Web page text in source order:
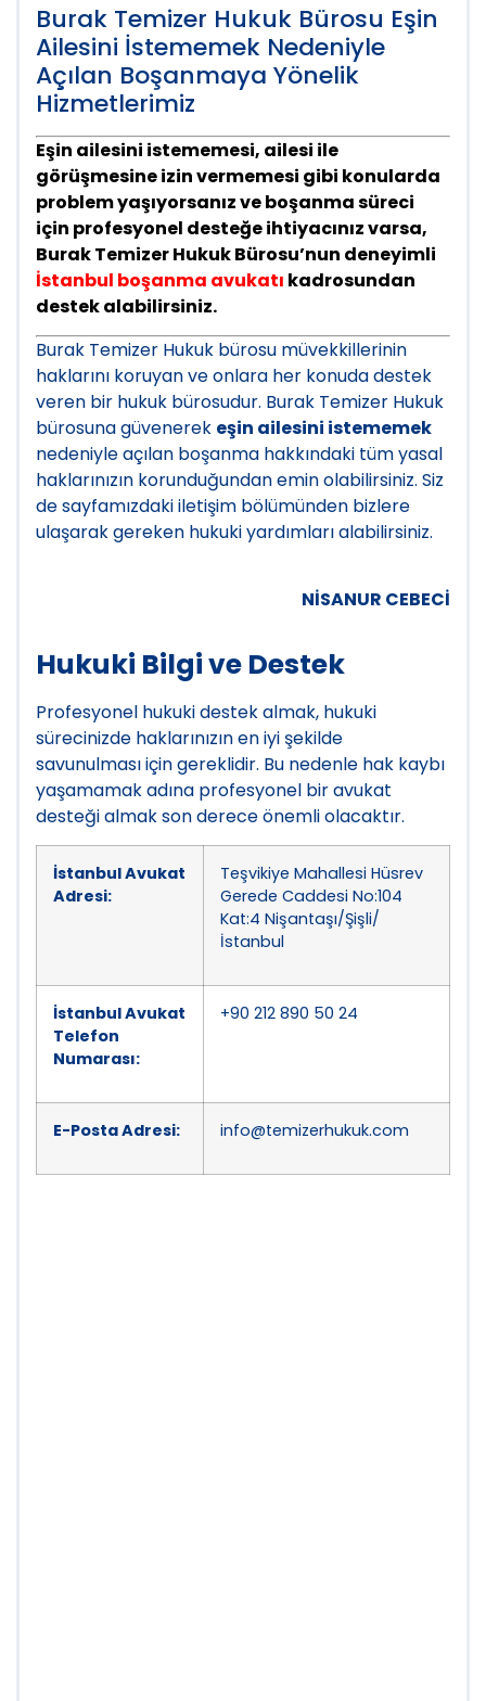
Burak Temizer Hukuk Bürosu Eşin
Ailesini İstememek Nedeniyle
Açılan Boşanmaya Yönelik
Hizmetlerimiz
Eşin ailesini istememesi, ailesi ile
görüşmesine izin vermemesi gibi konularda
problem yaşıyorsanız ve boşanma süreci
için profesyonel desteğe ihtiyacınız varsa,
Burak Temizer Hukuk Bürosu’nun deneyimli
İstanbul boşanma avukatı kadrosundan
destek alabilirsiniz.
Burak Temizer Hukuk bürosu müvekkillerinin
haklarını koruyan ve onlara her konuda destek
veren bir hukuk bürosudur. Burak Temizer Hukuk
bürosuna güvenerek eşin ailesini istememek
nedeniyle açılan boşanma hakkındaki tüm yasal
haklarınızın korunduğundan emin olabilirsiniz. Siz
de sayfamızdaki iletişim bölümünden bizlere
ulaşarak gereken hukuki yardımları alabilirsiniz.
NİSANUR CEBECİ
Hukuki Bilgi ve Destek
Profesyonel hukuki destek almak, hukuki
sürecinizde haklarınızın en iyi şekilde
savunulması için gereklidir. Bu nedenle hak kaybı
yaşamamak adına profesyonel bir avukat
desteği almak son derece önemli olacaktır.
İstanbul Avukat
Adresi:
Teşvikiye Mahallesi Hüsrev
Gerede Caddesi No:104
Kat:4 Nişantaşı/Şişli/
İstanbul
İstanbul Avukat
Telefon
Numarası:
+90 212 890 50 24
E-Posta Adresi: info@temizerhukuk.com